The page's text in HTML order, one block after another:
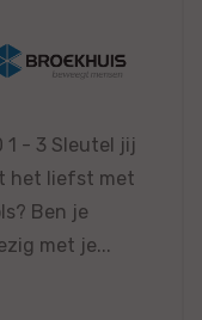
1 - 3 Sleutel jij
het liefst met
Ben je
met je...